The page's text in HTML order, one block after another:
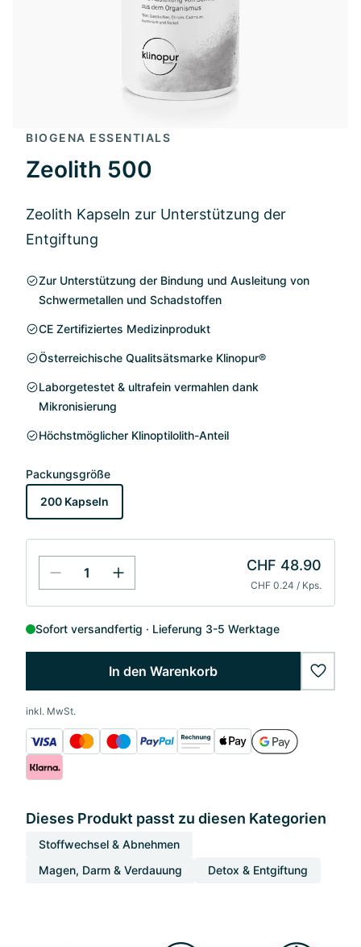
BIOGENA ESSENTIALS
Zeolith 500
Zeolith Kapseln zur Unterstützung der
Entgiftung
Zur Unterstützung der Bindung und Ausleitung von
Schwermetallen und Schadstoffen
CE Zertifiziertes Medizinprodukt
Österreichische Qualitsätsmarke Klinopur®
Laborgetestet & ultrafein vermahlen dank
Mikronisierung
Höchstmöglicher Klinoptilolith-Anteil
Packungsgröße
200 Kapseln
CHF 48.90
CHF 0.24 / Kps.
Sofort versandfertig Lieferung 3-5 Werktage
In den Warenkorb
inkl. MwSt.
Dieses Produkt passt zu diesen Kategorien
Stoffwechsel & Abnehmen
Magen, Darm & Verdauung
Detox & Entgiftung